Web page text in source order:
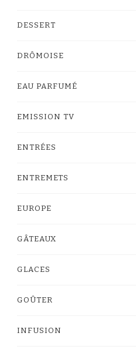
DESSERT
DRÔMOISE
EAU PARFUMÉ
EMISSION TV
ENTRÉES
ENTREMETS
EUROPE
GÂTEAUX
GLACES
GOÛTER
INFUSION